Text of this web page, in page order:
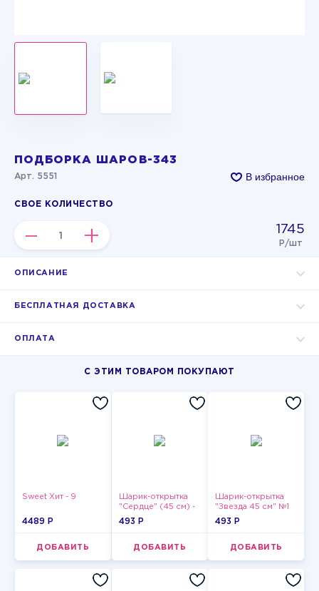
ПОДБОРКА ШАРОВ-343
Арт. 5551 В избранное
СВОЕ КОЛИЧЕСТВО
– + 1745
Р/шт
ОПИСАНИЕ
БЕСПЛАТНАЯ ДОСТАВКА
ОПЛАТА
С ЭТИМ ТОВАРОМ ПОКУПАЮТ
Sweet Хит - 9
4489 P
ДОБАВИТЬ
Шарик-открытка
"Сердце" (45 см) -
2
493 P
ДОБАВИТЬ
Шарик-открытка
"Звезда 45 см" №1
493 P
ДОБАВИТЬ